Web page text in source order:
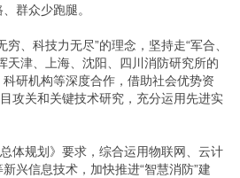
群众少跑腿。
、科技力无尽”的理念，坚持走“军合、
天津、上海、沈阳、四川消防研究所的
研机构等深度合作，借助社会优势资
攻关和关键技术研究，充分运用先进实
体规划》要求，综合运用物联网、云计
兴信息技术，加快推进“智慧消防”建